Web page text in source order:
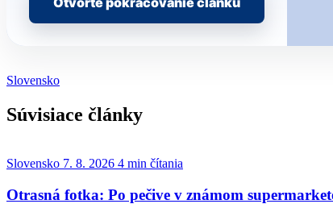
Slovensko
Súvisiace články
Slovensko 7. 8. 2026 4 min čítania
Otrasná fotka: Po pečive v známom